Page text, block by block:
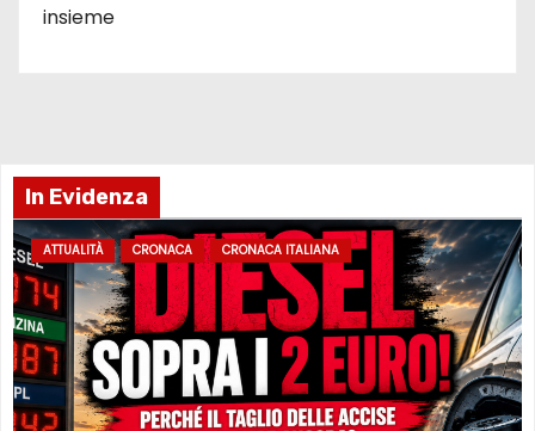
insieme
In Evidenza
ATTUALITÀ CRONACA CRONACA ITALIANA